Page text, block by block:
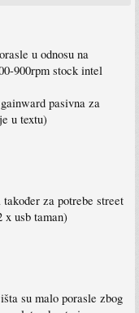
u odnosu na
900rpm stock intel
pasivna za
u textu)
za potrebe street
x usb taman)
su malo porasle zbog